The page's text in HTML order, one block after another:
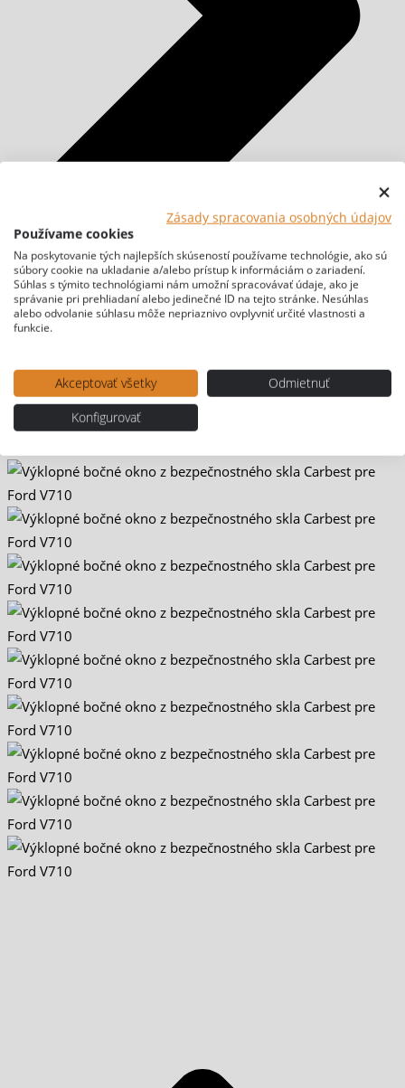
Zásady spracovania osobných údajov
Používame cookies
Na poskytovanie tých najlepších skúseností používame technológie, ako sú
súbory cookie na ukladanie a/alebo prístup k informáciám o zariadení.
Súhlas s týmito technológiami nám umožní spracovávať údaje, ako je
správanie pri prehliadaní alebo jedinečné ID na tejto stránke. Nesúhlas
alebo odvolanie súhlasu môže nepriaznivo ovplyvniť určité vlastnosti a
funkcie.
Akceptovať všetky
Odmietnuť
Konfigurovať